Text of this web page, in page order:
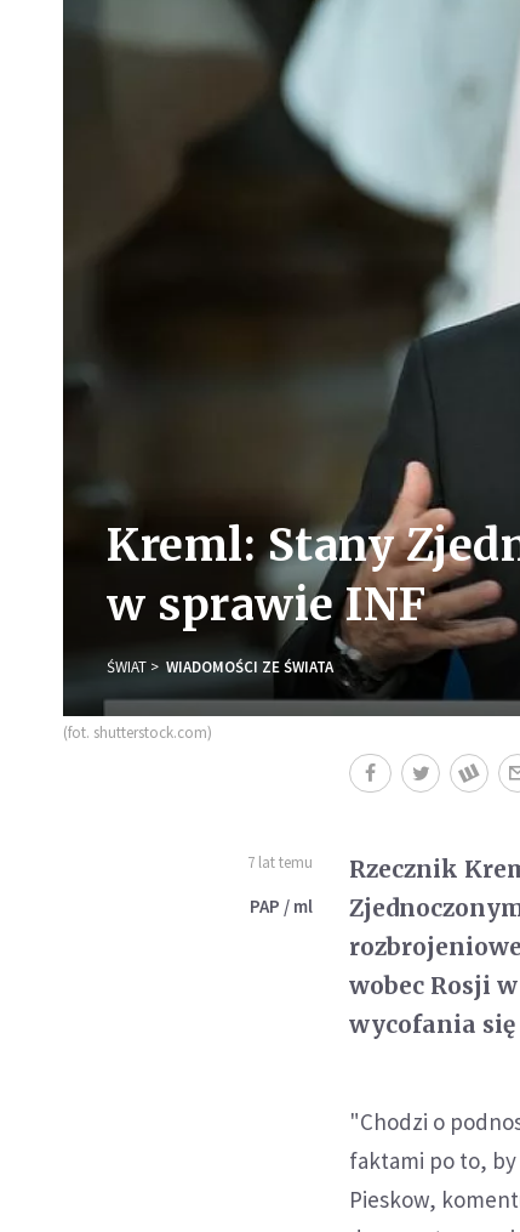
Kreml: Stany
w sprawie INF
ŚWIAT WIADOMOŚCI ZE ŚWIATA
(fot. shutterstock.com)
7 lat temu
PAP / ml
Rzecznik
wobec Rosji
wycofania
"Chodzi o
faktami po to,
Pieskow,